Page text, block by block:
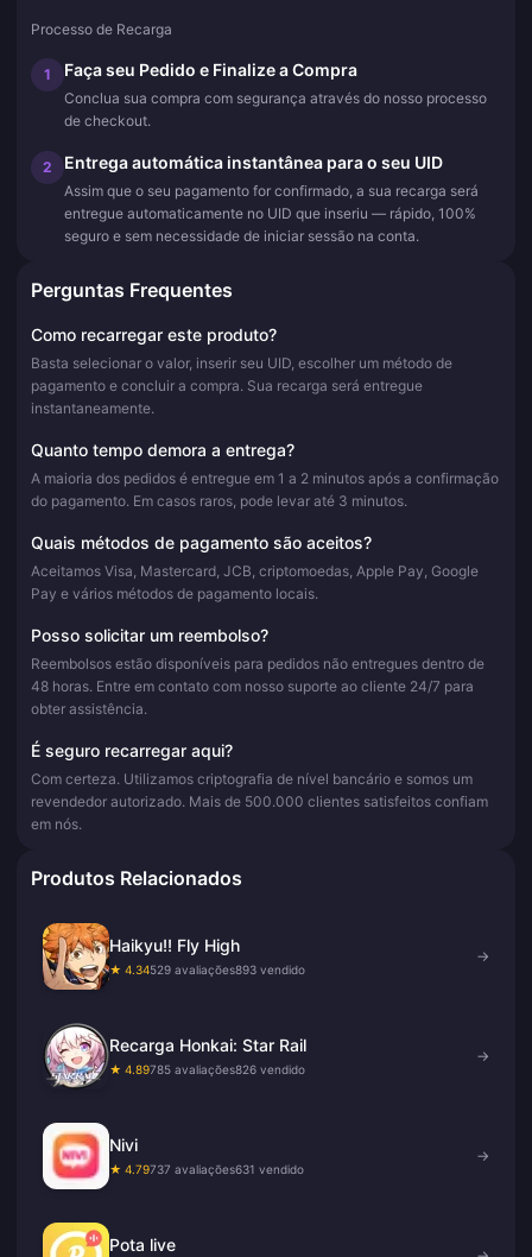
Processo de Recarga
1 Faça seu Pedido e Finalize a Compra
Conclua sua compra com segurança através do nosso processo
de checkout.
2 Entrega automática instantânea para o seu UID
Assim que o seu pagamento for confirmado, a sua recarga será
entregue automaticamente no UID que inseriu — rápido, 100%
seguro e sem necessidade de iniciar sessão na conta.
Perguntas Frequentes
Como recarregar este produto?
Basta selecionar o valor, inserir seu UID, escolher um método de
pagamento e concluir a compra. Sua recarga será entregue
instantaneamente.
Quanto tempo demora a entrega?
A maioria dos pedidos é entregue em 1 a 2 minutos após a confirmação
do pagamento. Em casos raros, pode levar até 3 minutos.
Quais métodos de pagamento são aceitos?
Aceitamos Visa, Mastercard, JCB, criptomoedas, Apple Pay, Google
Pay e vários métodos de pagamento locais.
Posso solicitar um reembolso?
Reembolsos estão disponíveis para pedidos não entregues dentro de
48 horas. Entre em contato com nosso suporte ao cliente 24/7 para
obter assistência.
É seguro recarregar aqui?
Com certeza. Utilizamos criptografia de nível bancário e somos um
revendedor autorizado. Mais de 500.000 clientes satisfeitos confiam
em nós.
Produtos Relacionados
Haikyu!! Fly High
★ 4.34529 avaliações893 vendido
→
Recarga Honkai: Star Rail
★ 4.89785 avaliações826 vendido
→
Nivi
★ 4.79737 avaliações631 vendido
→
Pota live